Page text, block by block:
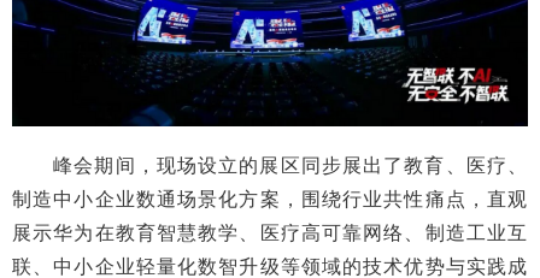
峰会期间，现场设立的展区同步展出了教育、医疗、
制造中小企业数通场景化方案，围绕行业共性痛点，直观
展示华为在教育智慧教学、医疗高可靠网络、制造工业互
联、中小企业轻量化数智升级等领域的技术优势与实践成